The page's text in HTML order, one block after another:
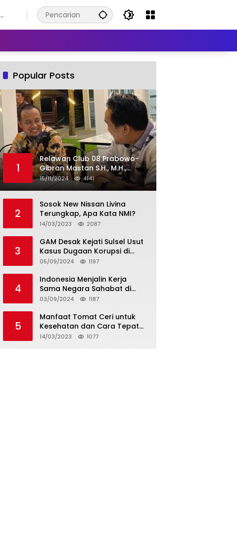
Popular Posts
1
Relawan Club 08 Prabowo-
Gibran Mastan S.H., M.H.,
Sebut “ANDALAN HATI” Unggul.
15/11/2024 4141
2
Sosok New Nissan Livina
Terungkap, Apa Kata NMI?
14/03/2023 2087
3
GAM Desak Kejati Sulsel Usut
Kasus Dugaan Korupsi di
Desa Bonea Kabupeten
05/09/2024 1197
4
Indonesia Menjalin Kerja
Sama Negara Sahabat di
Afrika
03/09/2024 1187
5
Manfaat Tomat Ceri untuk
Kesehatan dan Cara Tepat
Mengonsumsinya
14/03/2023 1077